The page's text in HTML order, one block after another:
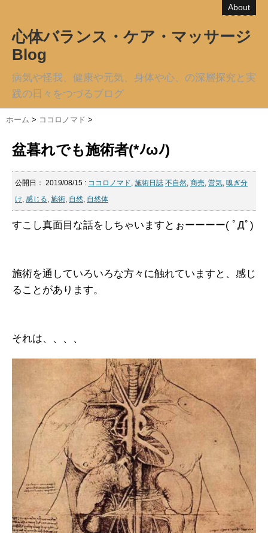
About
心体バランス・ケア・マッサージ
Blog
病気や怪我、健康や元気、身体や心、の深層探究と実
践の日々をつづるブログ
ホーム > ココロノマド >
盆暮れでも施術者(*ﾉωﾉ)
公開日： 2019/08/15 : ココロノマド, 施術日誌 不自然, 商売, 営気, 嗅ぎ分
け, 感じる, 施術, 自然, 自然体
すこし真面目な話をしちゃいますとぉーーーー( ﾟДﾟ)
施術を通していろいろな方々に触れていますと、感じ
ることがあります。
それは、、、、